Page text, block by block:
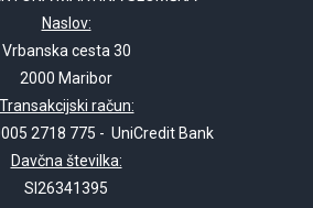
Naslov:
Vrbanska cesta 30
2000 Maribor
Transakcijski račun:
2718 775 - UniCredit Bank
Davčna številka:
SI26341395